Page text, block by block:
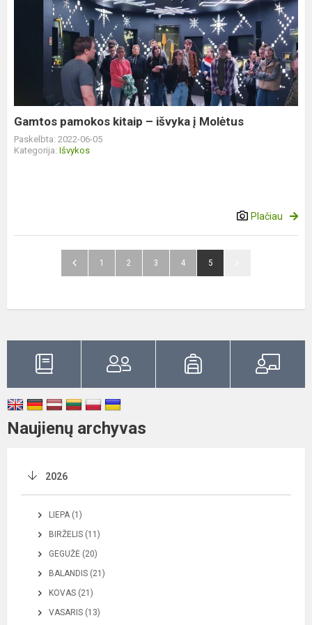
pamokos
Molėtus
Gamtos pamokos kitaip – išvyka į Molėtus
Paskelbta: 2022-06-05
Kategorija: Išvykos
Plačiau
1 2 3 4 5
Naujienų archyvas
2026
LIEPA (1)
BIRŽELIS (11)
GEGUŽĖ (20)
BALANDIS (21)
KOVAS (21)
VASARIS (13)